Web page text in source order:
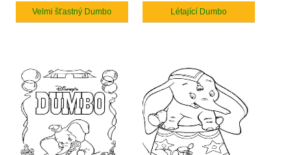
Velmi šťastný Dumbo Létající Dumbo